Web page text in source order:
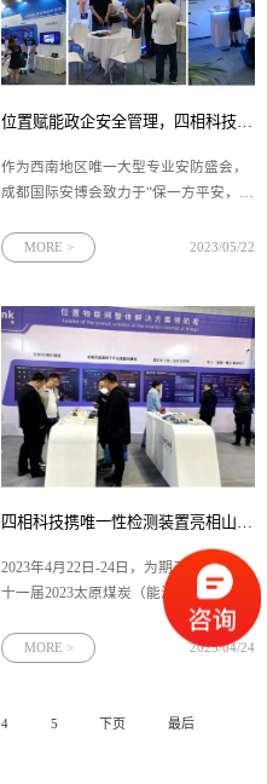
作为西南地区唯一大型专业安防盛会，
成都国际安博会致力于“保一方平安，促
搭建集研发、生产、需求、应用为一体
23届中国成都国际安全防范科
MORE > 2023/05/22
2023年4月22日-24日，为期三天的第二
十一届2023太原煤炭（能源）技术与装
备展览会在太原 · 潇河国际会展中心顺
利举办。该展会以“智能高效 绿色低碳”
利用、矿区生态保
MORE > 2023/04/24
4 5 下页 最后